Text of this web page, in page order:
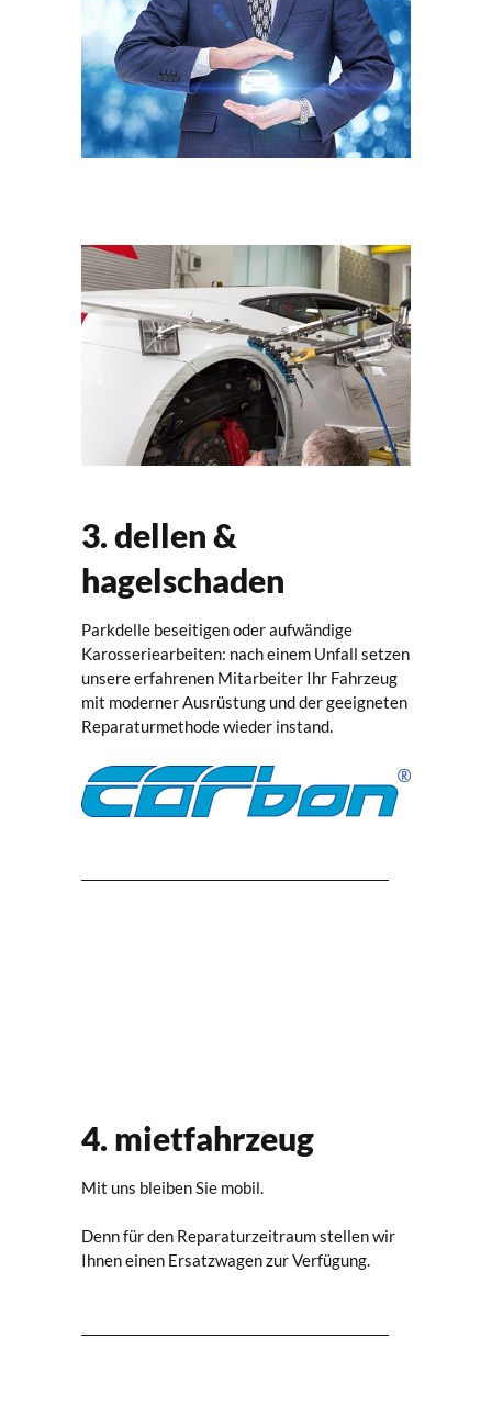
3. dellen &
hagelschaden
Parkdelle beseitigen oder aufwändige
Karosseriearbeiten: nach einem Unfall setzen
unsere erfahrenen Mitarbeiter Ihr Fahrzeug
mit moderner Ausrüstung und der geeigneten
Reparaturmethode wieder instand.
4. mietfahrzeug
Mit uns bleiben Sie mobil.
Denn für den Reparaturzeitraum stellen wir
Ihnen einen Ersatzwagen zur Verfügung.